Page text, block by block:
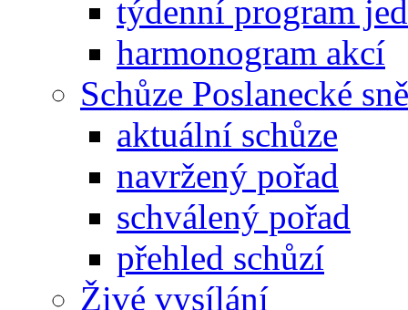
týdenní program
harmonogram akcí
Schůze Poslanecké
aktuální schůze
navržený pořad
schválený pořad
přehled schůzí
Živé vysílání